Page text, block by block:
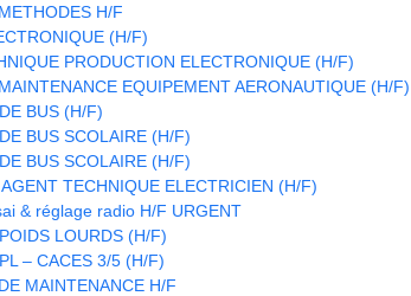
H/F
(H/F)
PRODUCTION ELECTRONIQUE (H/F)
EQUIPEMENT AERONAUTIQUE (H/F)
BUS (H/F)
BUS SCOLAIRE (H/F)
BUS SCOLAIRE (H/F)
TECHNIQUE ELECTRICIEN (H/F)
& réglage radio H/F URGENT
LOURDS (H/F)
– CACES 3/5 (H/F)
MAINTENANCE H/F